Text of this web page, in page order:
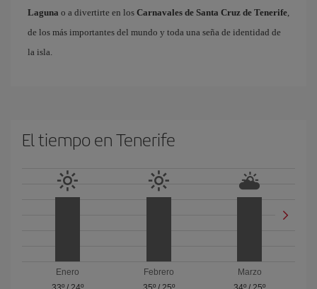
Laguna o a divertirte en los Carnavales de Santa Cruz de Tenerife,
de los más importantes del mundo y toda una seña de identidad de
la isla.
El tiempo en Tenerife
Enero
Febrero
Marzo